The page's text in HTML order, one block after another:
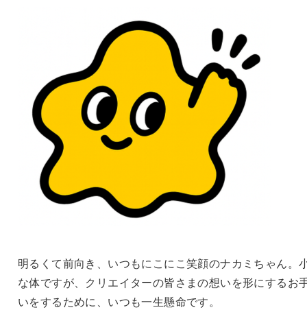
明るくて前向き、いつもにこにこ笑顔のナカミちゃん。
な体ですが、クリエイターの皆さまの想いを形にするお
いをするために、いつも一生懸命です。